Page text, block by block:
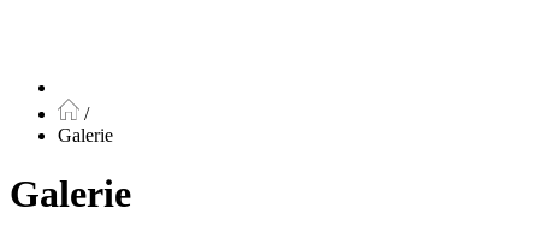
/
Galerie
Galerie